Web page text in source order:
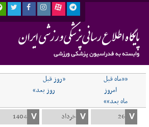
««ماه قبل
«روز قبل
امروز
روز بعد»
ماه بعد»»